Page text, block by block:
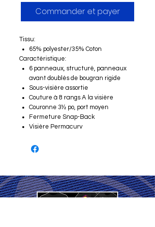
Commander et payer
Tissu:
65% polyester/35% Coton
Caractéristique:
6 panneaux, structuré, panneaux
avant doublés de bougran rigide
Sous-visière assortie
Couture à 8 rangs A la visière
Couronne 3½ po, port moyen
Fermeture Snap-Back
Visière Permacurv